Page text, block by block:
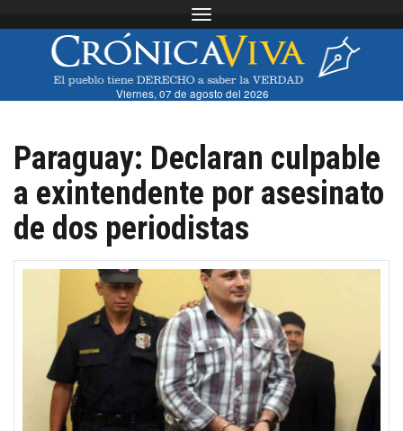
Toggle navigation
Viernes, 07 de agosto del 2026
Paraguay: Declaran culpable
a exintendente por asesinato
de dos periodistas